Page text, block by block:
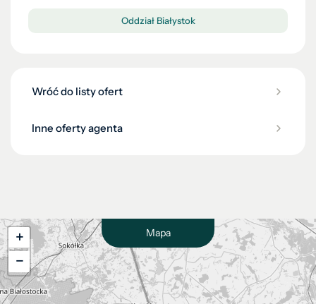
Oddział Białystok
Wróć do listy ofert
Inne oferty agenta
Mapa
+
−